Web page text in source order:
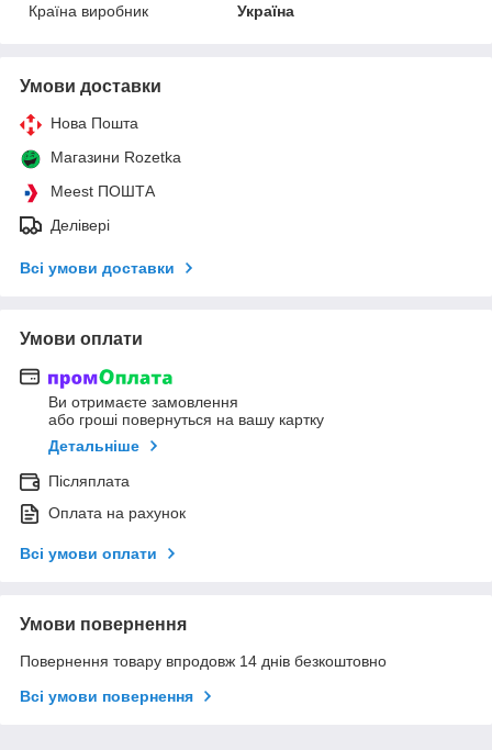
Країна виробник
Україна
Умови доставки
Нова Пошта
Магазини Rozetka
Meest ПОШТА
Делівері
Всі умови доставки
Умови оплати
Ви отримаєте замовлення
або гроші повернуться на вашу картку
Детальніше
Післяплата
Оплата на рахунок
Всі умови оплати
Умови повернення
Повернення товару впродовж 14 днів безкоштовно
Всі умови повернення